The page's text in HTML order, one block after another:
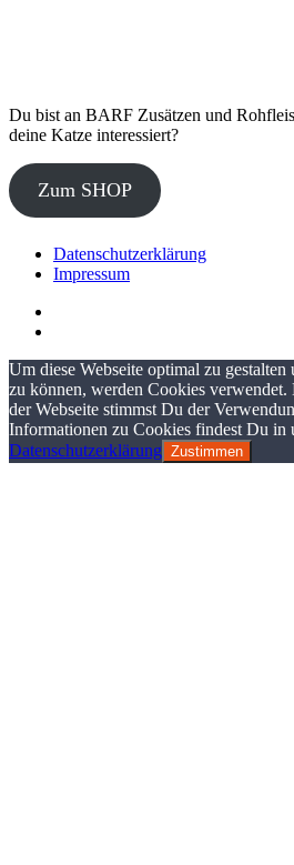
Du bist an BARF Zusätzen und
deine Katze interessiert?
Zum SHOP
Datenschutzerklärung
Impressum
Um diese Webseite optimal zu gestalten
zu können, werden Cookies
der Webseite stimmst Du der
Informationen zu Cookies findest Du in
Datenschutzerklärung Zustimmen